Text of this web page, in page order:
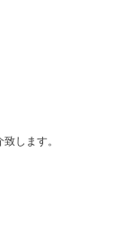
します。